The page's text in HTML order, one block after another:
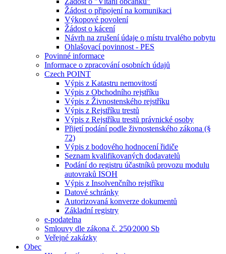
Žádost o připojení na komunikaci
Výkopové povolení
Žádost o kácení
Návrh na zrušení údaje o místu trvalého pobytu
Ohlašovací povinnost - PES
Povinné informace
Informace o zpracování osobních údajů
Czech POINT
Výpis z Katastru nemovitostí
Výpis z Obchodního rejstříku
Výpis z Živnostenského rejstříku
Výpis z Rejstříku trestů
Výpis z Rejstříku trestů právnické osoby
Přijetí podání podle živnostenského zákona (§
72)
Výpis z bodového hodnocení řidiče
Seznam kvalifikovaných dodavatelů
Podání do registru účastníků provozu modulu
autovraků ISOH
Výpis z Insolvenčního rejstříku
Datové schránky
Autorizovaná konverze dokumentů
Základní registry
e-podatelna
Smlouvy dle zákona č. 250⁄2000 Sb
Veřejné zakázky
Obec